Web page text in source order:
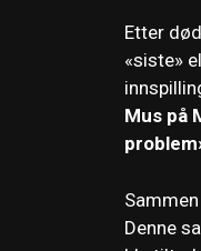
Etter
«siste»
Mus på
Denne